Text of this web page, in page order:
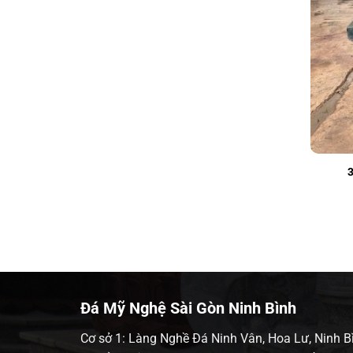
Đá Mỹ Nghệ Sài Gòn Ninh Bình
Cơ sở 1: Làng Nghề Đá Ninh Vân, Hoa Lư, Ninh